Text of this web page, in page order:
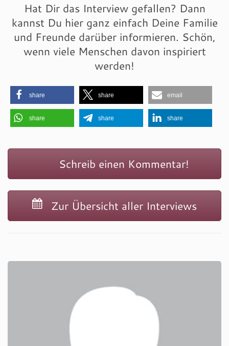
Hat Dir das Interview gefallen? Dann
kannst Du hier ganz einfach Deine Familie
und Freunde darüber informieren. Schön,
wenn viele Menschen davon inspiriert
werden!
share share email
share share share
Schreib einen Kommentar!
Zur Übersicht aller Interviews